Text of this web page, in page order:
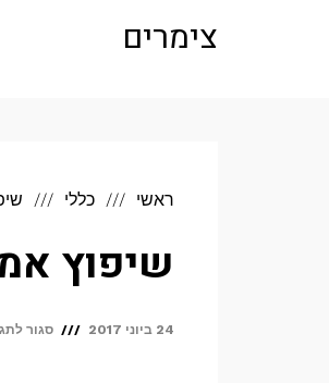
צימרים
ראשי כללי
שיפוץ
24 ביוני 2017 סגור